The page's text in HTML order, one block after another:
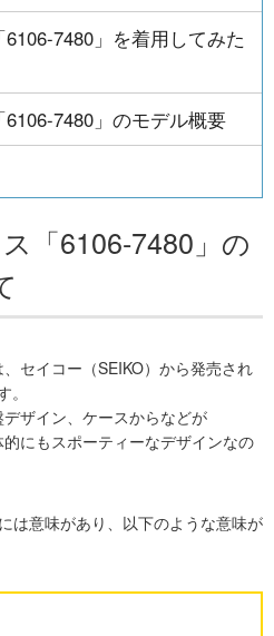
7480」を着用してみた
7480」のモデル概要
「6106-7480」の
セイコー（SEIKO）から発売され
ザイン、ケースからなどが
にもスポーティーなデザインなの
は意味があり、以下のような意味が